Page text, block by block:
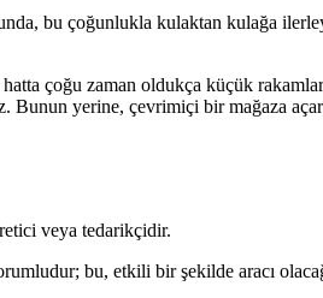
bu çoğunlukla kulaktan kulağa
çoğu zaman oldukça küçük
Bunun yerine, çevrimiçi bir mağaza
veya tedarikçidir.
bu, etkili bir şekilde aracı